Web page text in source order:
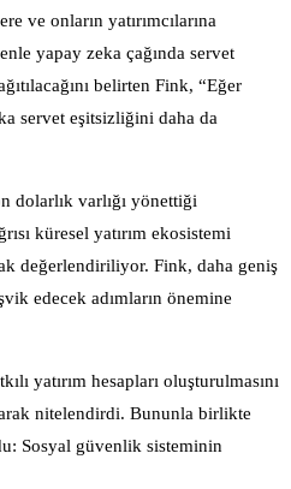
ve onların yatırımcılarına
yapay zeka çağında servet
belirten Fink, “Eğer
servet eşitsizliğini daha da
dolarlık varlığı yönettiği
küresel yatırım ekosistemi
değerlendiriliyor. Fink, daha geniş
edecek adımların önemine
yatırım hesapları oluşturulmasını
nitelendirdi. Bununla birlikte
Sosyal güvenlik sisteminin